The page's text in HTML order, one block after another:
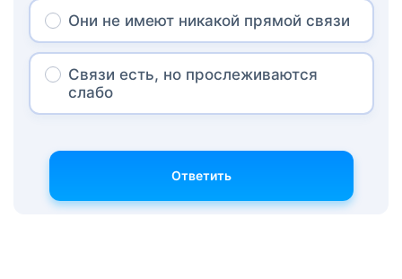
Они не имеют никакой прямой связи
Связи есть, но прослеживаются
слабо
Ответить